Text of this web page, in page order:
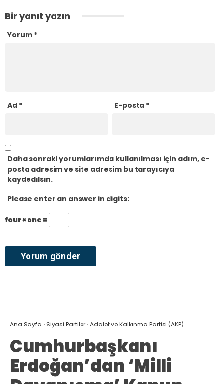
Bir yanıt yazın
Yorum *
Ad * E-posta *
Daha sonraki yorumlarımda kullanılması için adım, e-
posta adresim ve site adresim bu tarayıcıya
kaydedilsin.
Please enter an answer in digits:
four × one =
Ana Sayfa › Siyasi Partiler›Adalet ve Kalkınma Partisi (AKP)
Cumhurbaşkanı
Erdoğan’dan ‘Milli